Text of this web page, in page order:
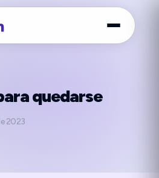
quedarse
2023